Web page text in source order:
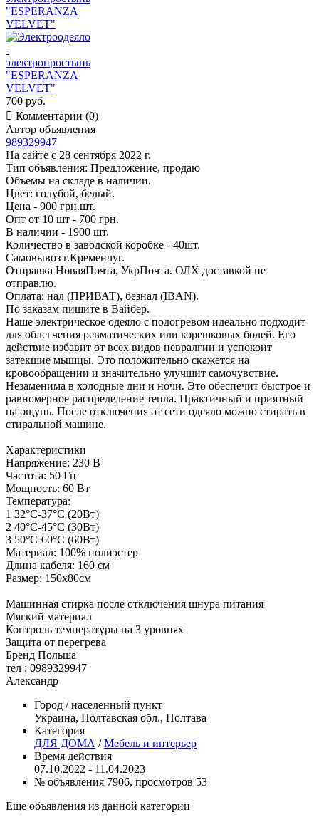
700 руб.
 Комментарии (0)
Автор объявления
989329947
На сайте с 28 сентября 2022 г.
Тип объявления: Предложение, продаю
Объемы на складе в наличии.
Цвет: голубой, белый.
Цена - 900 грн.шт.
Опт от 10 шт - 700 грн.
В наличии - 1900 шт.
Количество в заводской коробке - 40шт.
Самовывоз г.Кременчуг.
Отправка НоваяПочта, УкрПочта. ОЛХ доставкой не
отправлю.
Оплата: нал (ПРИВАТ), безнал (IBAN).
По заказам пишите в Вайбер.
Наше электрическое одеяло с подогревом идеально подходит
для облегчения ревматических или корешковых болей. Его
действие избавит от всех видов невралгии и успокоит
затекшие мышцы. Это положительно скажется на
кровообращении и значительно улучшит самочувствие.
Незаменима в холодные дни и ночи. Это обеспечит быстрое и
равномерное распределение тепла. Практичный и приятный
на ощупь. После отключения от сети одеяло можно стирать в
стиральной машине.
Характеристики
Напряжение: 230 В
Частота: 50 Гц
Мощность: 60 Вт
Температура:
1 32°С-37°С (20Вт)
2 40°С-45°С (30Вт)
3 50°С-60°С (60Вт)
Материал: 100% полиэстер
Длина кабеля: 160 см
Размер: 150x80см
Машинная стирка после отключения шнура питания
Мягкий материал
Контроль температуры на 3 уровнях
Защита от перегрева
Бренд Польша
тел : 0989329947
Александр
Город / населенный пункт
Украина, Полтавская обл., Полтава
Категория
ДЛЯ ДОМА /Мебель и интерьер
Время действия
07.10.2022 - 11.04.2023
№ объявления 7906, просмотров 53
Еще объявления из данной категории